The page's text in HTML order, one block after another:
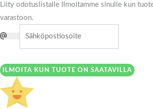
Liity odotuslistalle
Ilmoitamme sinulle kun
varastoon.
ILMOITA KUN TUOTE ON SAATAVILLA